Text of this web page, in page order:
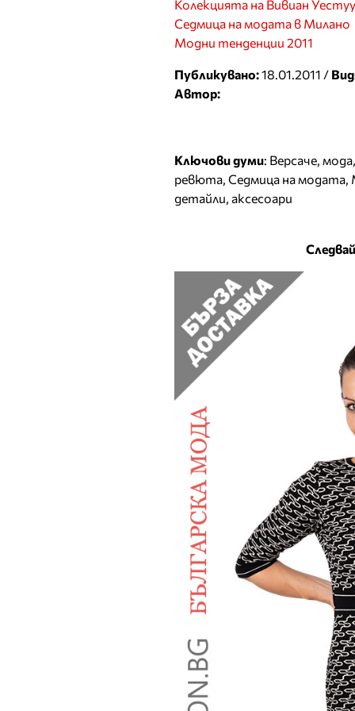
Колекцията на Вивиан
Седмица на модата в Милано
Модни тенденции 2011
Публикувано:18.01.2011 /
Автор:
Ключови думи: Версаче, мода,
ревюта, Седмица на модата,
детайли, аксесоари